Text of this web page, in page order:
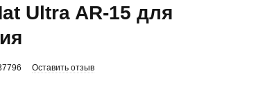
Ultra AR-15 для
Оставить отзыв